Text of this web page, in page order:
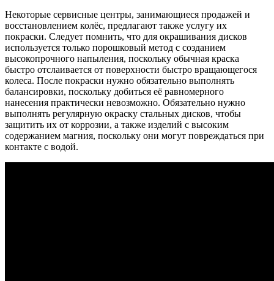
Некоторые сервисные центры, занимающиеся продажей и
восстановлением колёс, предлагают также услугу их
покраски. Следует помнить, что для окрашивания дисков
используется только порошковый метод с созданием
высокопрочного напыления, поскольку обычная краска
быстро отслаивается от поверхности быстро вращающегося
колеса. После покраски нужно обязательно выполнять
балансировки, поскольку добиться её равномерного
нанесения практически невозможно. Обязательно нужно
выполнять регулярную окраску стальных дисков, чтобы
защитить их от коррозии, а также изделий с высоким
содержанием магния, поскольку они могут повреждаться при
контакте с водой.